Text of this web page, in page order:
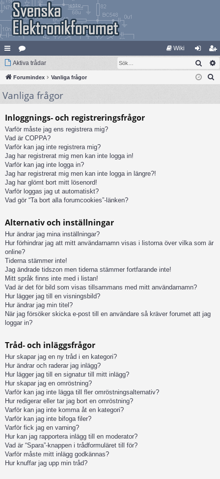
na
bb
lä
ar
at
eg
ori
Wiki
og
ga
li
m
Aktiva trådar Sök
Forumindex Vanliga frågor
Vanliga frågor
Inloggnings- och registreringsfrågor
Varför måste jag ens registrera mig?
Vad är COPPA?
Varför kan jag inte registrera mig?
Jag har registrerat mig men kan inte logga in!
Varför kan jag inte logga in?
Jag har registrerat mig men kan inte logga in längre?!
Jag har glömt bort mitt lösenord!
Varför loggas jag ut automatiskt?
Vad gör “Ta bort alla forumcookies”-länken?
Alternativ och inställningar
Hur ändrar jag mina inställningar?
Hur förhindrar jag att mitt användarnamn visas i listorna över vilka som är
online?
Tiderna stämmer inte!
Jag ändrade tidszon men tiderna stämmer fortfarande inte!
Mitt språk finns inte med i listan!
Vad är det för bild som visas tillsammans med mitt användarnamn?
Hur lägger jag till en visningsbild?
Hur ändrar jag min titel?
När jag försöker skicka e-post till en användare så kräver forumet att jag
loggar in?
Tråd- och inläggsfrågor
Hur skapar jag en ny tråd i en kategori?
Hur ändrar och raderar jag inlägg?
Hur lägger jag till en signatur till mitt inlägg?
Hur skapar jag en omröstning?
Varför kan jag inte lägga till fler omröstningsalternativ?
Hur redigerar eller tar jag bort en omröstning?
Varför kan jag inte komma åt en kategori?
Varför kan jag inte bifoga filer?
Varför fick jag en varning?
Hur kan jag rapportera inlägg till en moderator?
Vad är “Spara”-knappen i trådformuläret till för?
Varför måste mitt inlägg godkännas?
Hur knuffar jag upp min tråd?